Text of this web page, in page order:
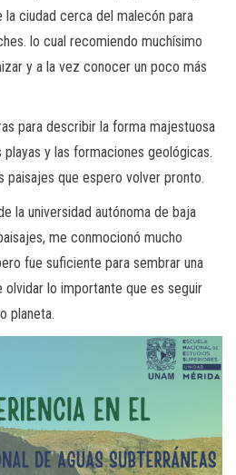
ciudad cerca del malecón para
lo cual recomiendo muchísimo
y a la vez conocer un poco más
para describir la forma majestuosa
y las formaciones geológicas.
paisajes que espero volver pronto.
la universidad autónoma de baja
me conmocionó mucho
fue suficiente para sembrar una
olvidar lo importante que es seguir
planeta.